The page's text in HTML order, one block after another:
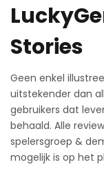
Stories
Geen enkel
uitstekender dan
gebruikers dat
behaald. Alle
spelersgroep &
mogelijk is op het